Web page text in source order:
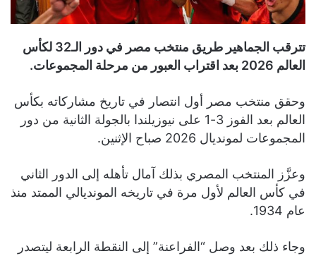
تترقب الجماهير طريق منتخب مصر في دور الـ32 لكأس
العالم 2026 بعد اقتراب العبور من مرحلة المجموعات.
وحقق منتخب مصر أول انتصار في تاريخ مشاركاته بكأس
العالم بعد الفوز 3-1 على نيوزيلندا بالجولة الثانية من دور
المجموعات لمونديال 2026 صباح الإثنين.
وعزَّز المنتخب المصري بذلك آمال تأهله إلى الدور الثاني
في كأس العالم لأول مرة في تاريخه المونديالي الممتد منذ
عام 1934.
وجاء ذلك بعد وصل “الفراعنة” إلى النقطة الرابعة ليتصدر